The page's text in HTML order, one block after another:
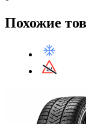
Похожие